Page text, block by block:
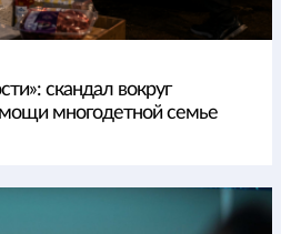
скандал вокруг
многодетной семье